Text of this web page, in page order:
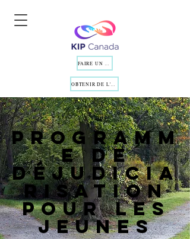
Programm
e de
déjudicia
risation
pour les
jeunes